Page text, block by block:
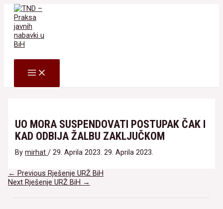
Skip
content
MAIN
MENU
UO MORA SUSPENDOVATI POSTUPAK ČAK I
KAD ODBIJA ŽALBU ZAKLJUČKOM
Bymirhat /29. Aprila 2023. 29. Aprila 2023.
Navigacija
članaka
← Previous Rješenje URŽ BiH
Next Rješenje URŽ BiH →